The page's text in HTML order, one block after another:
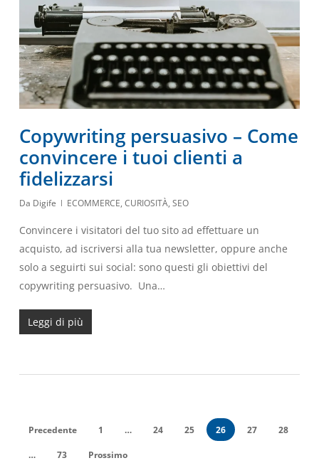
Copywriting persuasivo – Come
convincere i tuoi clienti a
fidelizzarsi
Da Digife ECOMMERCE, CURIOSITÀ, SEO
Convincere i visitatori del tuo sito ad effettuare un
acquisto, ad iscriversi alla tua newsletter, oppure anche
solo a seguirti sui social: sono questi gli obiettivi del
copywriting persuasivo. Una…
Leggi di più
Precedente 1 … 24 25 26 27 28
… 73 Prossimo